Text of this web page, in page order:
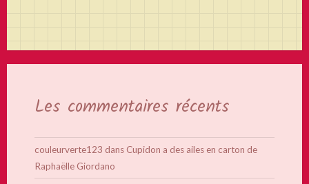
Les commentaires récents
couleurverte123 dans Cupidon a des ailes en carton de
Raphaëlle Giordano